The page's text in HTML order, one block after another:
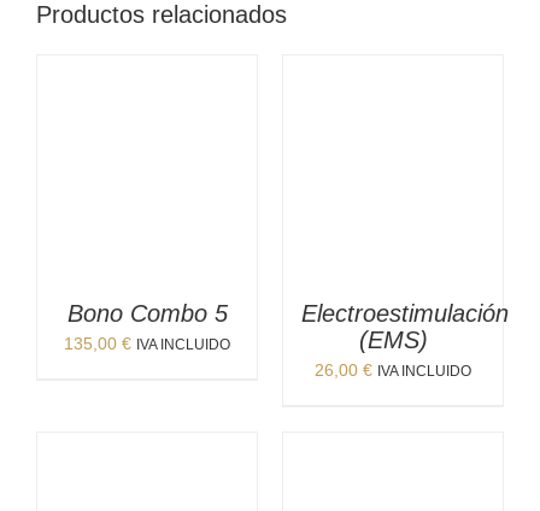
Productos relacionados
Bono Combo 5
135,00 € IVA INCLUIDO
Electroestimulación
(EMS)
26,00 € IVA INCLUIDO